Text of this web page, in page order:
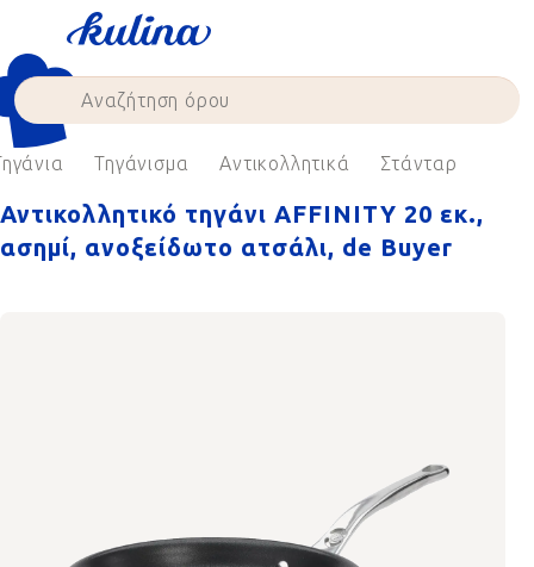
content
Τηγάνισμα Αντικολλητικά Στάνταρ
Αντικολλητικό τηγάνι AFFINITY 20 εκ.,
ασημί, ανοξείδωτο ατσάλι, de Buyer